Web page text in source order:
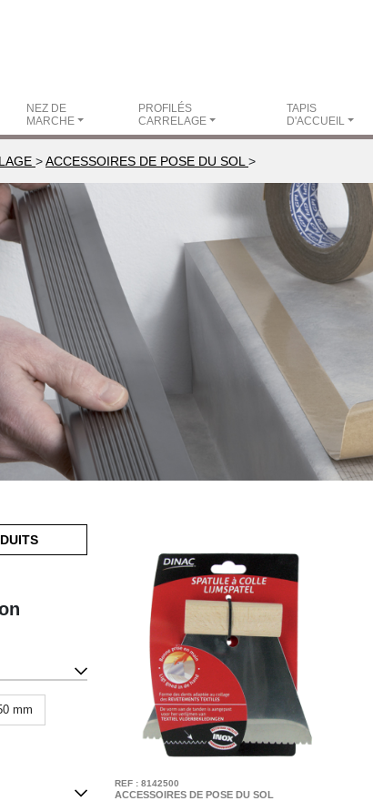
NEZ DE
MARCHE
PROFILÉS
CARRELAGE
TAPIS
D'ACCUEIL
>ACCESSOIRES DE POSE DU SOL >
mm
REF : 8142500
ACCESSOIRES DE POSE DU SOL